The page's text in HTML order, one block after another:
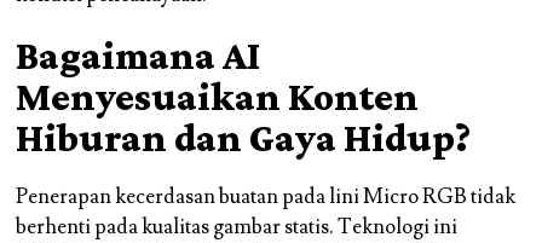
Bagaimana AI
Menyesuaikan Konten
Hiburan dan Gaya Hidup?
Penerapan kecerdasan buatan pada lini Micro RGB tidak
berhenti pada kualitas gambar statis. Teknologi ini